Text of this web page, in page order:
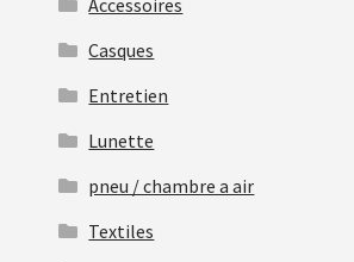
Casques
Entretien
Lunette
pneu / chambre a air
Textiles